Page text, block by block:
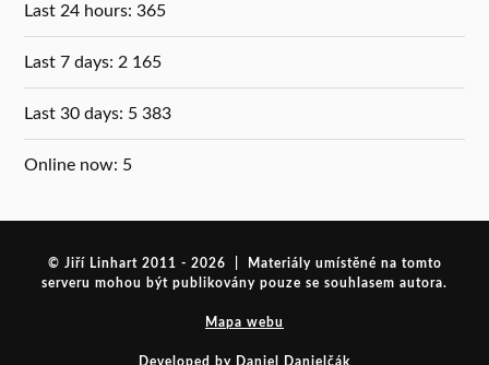
Last 24 hours:365
Last 7 days: 2 165
Last 30 days: 5 383
Online now: 5
© Jiří Linhart 2011 - 2026 | Materiály umístěné na tomto
serveru mohou být publikovány pouze se souhlasem autora.
Mapa webu
Developed by Daniel Danielčák